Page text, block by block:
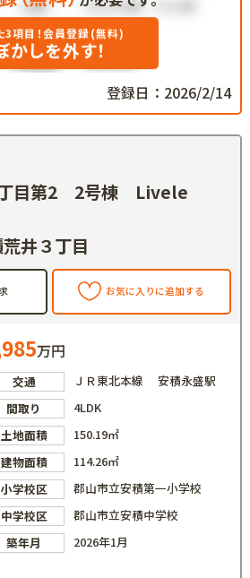
3項目！会員登録(無料)
かしを外す！
登録日：2026/2/14
丁目第2 2号棟 Livele
井３丁目
お気に入りに追加する
万円
交通
ＪＲ東北本線 安積永盛駅
間取り
4LDK
土地面積
150.19㎡
建物面積
114.26㎡
小学校区
郡山市立安積第一小学校
中学校区
郡山市立安積中学校
築年月
2026年1月